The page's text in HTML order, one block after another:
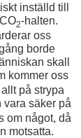
inställd till
2-halten.
oss
borde
skall
kommer oss
på strypa
vara säker på
om något, då
motsatta.